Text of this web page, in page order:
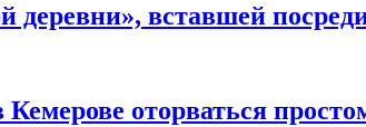
вставшей
оторваться